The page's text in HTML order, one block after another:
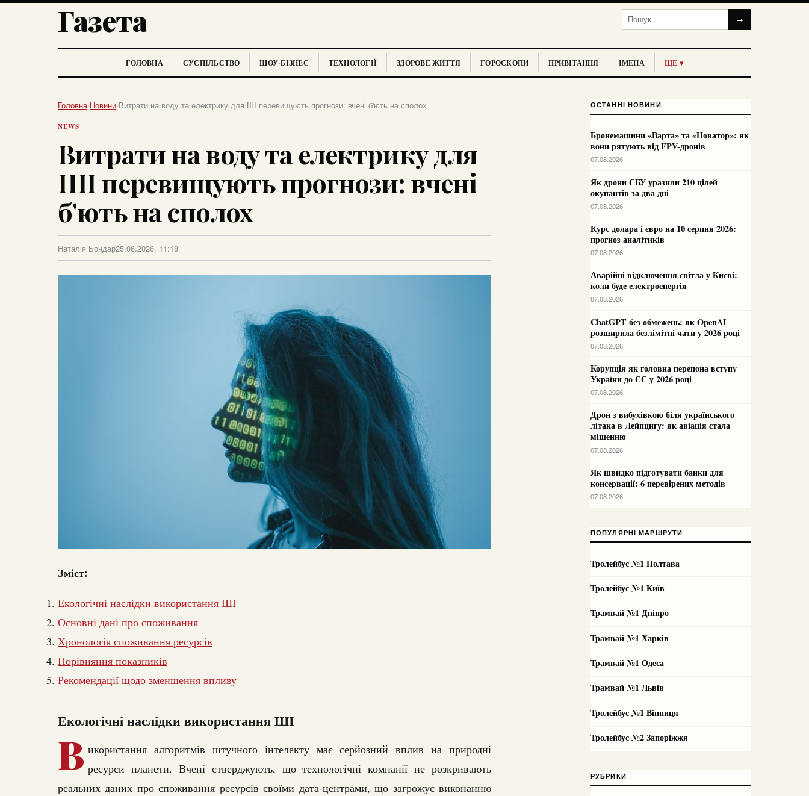
Газета →
ГОЛОВНА СУСПІЛЬСТВО ШОУ-БІЗНЕС ТЕХНОЛОГІЇ ЗДОРОВЕ ЖИТТЯ ГОРОСКОПИ ПРИВІТАННЯ ІМЕНА ЩЕ ▾
Головна›Новини›Витрати на воду та електрику для ШІ перевищують прогнози: вчені б'ють на сполох
NEWS
Витрати на воду та електрику для
ШІ перевищують прогнози: вчені
б'ють на сполох
Наталія Бондар25.06.2026, 11:18
Зміст:
Екологічні наслідки використання ШІ
Основні дані про споживання
Хронологія споживання ресурсів
Порівняння показників
Рекомендації щодо зменшення впливу
Екологічні наслідки використання ШІ
В икористання алгоритмів штучного інтелекту має серйозний вплив на природні
ресурси планети. Вчені стверджують, що технологічні компанії не розкривають
реальних даних про споживання ресурсів своїми дата-центрами, що загрожує виконанню
ОСТАННІ НОВИНИ
Бронемашини «Варта» та «Новатор»: як
вони рятують від FPV-дронів
07.08.2026
Як дрони СБУ уразили 210 цілей
окупантів за два дні
07.08.2026
Курс долара і євро на 10 серпня 2026:
прогноз аналітиків
07.08.2026
Аварійні відключення світла у Києві:
коли буде електроенергія
07.08.2026
ChatGPT без обмежень: як OpenAI
розширила безлімітні чати у 2026 році
07.08.2026
Корупція як головна перепона вступу
України до ЄС у 2026 році
07.08.2026
Дрон з вибухівкою біля українського
літака в Лейпцигу: як авіація стала
мішенню
07.08.2026
Як швидко підготувати банки для
консервації: 6 перевірених методів
07.08.2026
ПОПУЛЯРНІ МАРШРУТИ
Тролейбус №1 Полтава
Тролейбус №1 Київ
Трамвай №1 Дніпро
Трамвай №1 Харків
Трамвай №1 Одеса
Трамвай №1 Львів
Тролейбус №1 Вінниця
Тролейбус №2 Запоріжжя
РУБРИКИ